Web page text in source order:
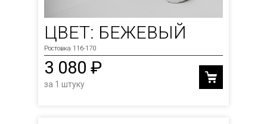
ЦВЕТ: БЕЖЕВЫЙ
Ростовка 116-170
3 080 ₽
за 1 штуку